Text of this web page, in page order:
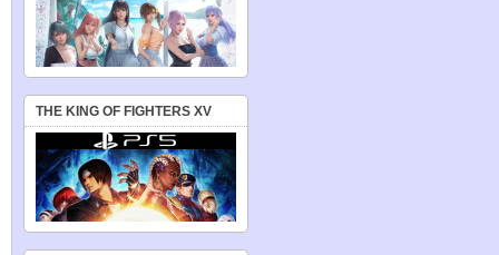
THE KING OF FIGHTERS XV